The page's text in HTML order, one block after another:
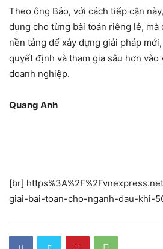
Theo ông Bảo, với cách tiếp cận
dụng cho từng bài toán riêng lẻ, mà
nền tảng để xây dựng giải pháp
quyết định và tham gia sâu hơn vào
doanh nghiệp.
Quang Anh
[br]
giai-bai-toan-cho-nganh-dau-khi-